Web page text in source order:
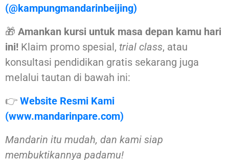
(@kampungmandarinbeijing)
🎁 Amankan kursi untuk masa depan kamu hari
ini! Klaim promo spesial, trial class, atau
konsultasi pendidikan gratis sekarang juga
melalui tautan di bawah ini:
👉 Website Resmi Kami
(www.mandarinpare.com)
Mandarin itu mudah, dan kami siap
membuktikannya padamu!